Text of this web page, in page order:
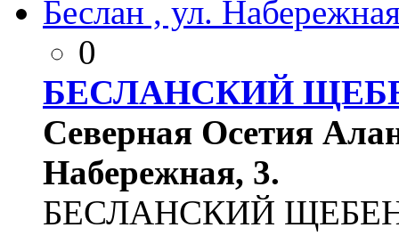
0
БЕСЛАНСКИЙ
Северная Осетия
Набережная, 3.
БЕСЛАНСКИЙ